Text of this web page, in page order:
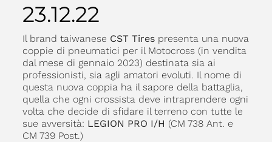
23.12.22
Il brand taiwanese CST Tirespresenta una nuova
coppie di pneumatici per il Motocross (in vendita
dal mese di gennaio 2023) destinata sia ai
professionisti, sia agli amatori evoluti. Il nome di
questa nuova coppia ha il sapore della battaglia,
quella che ogni crossista deve intraprendere ogni
volta che decide di sfidare il terreno con tutte le
sue avversità: LEGION PRO I/H (CM 738 Ant. e
CM 739 Post.)